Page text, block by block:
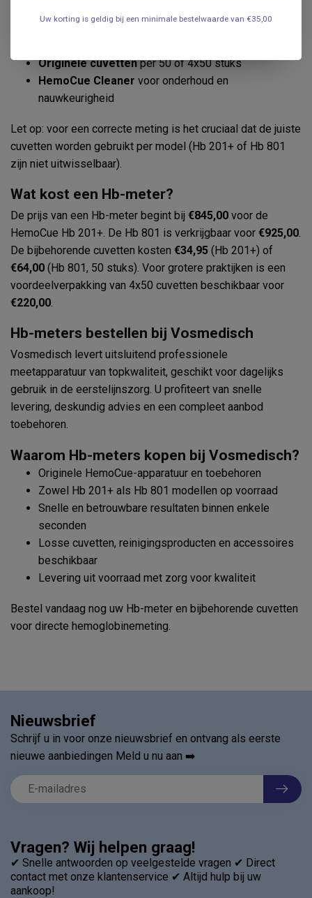
Originele cuvettenper 50 of 4x50 stuks
HemoCue Cleaner voor onderhoud en
nauwkeurigheid
Let op: voor een correcte meting is het cruciaal dat de juiste
cuvetten worden gebruikt per model (Hb 201+ of Hb 801
zijn niet uitwisselbaar).
Wat kost een Hb-meter?
De prijs van een Hb-meter begint bij €845,00 voor de
HemoCue Hb 201+. De Hb 801 is verkrijgbaar voor €925,00.
De bijbehorende cuvetten kosten €34,95 (Hb 201+) of
€64,00 (Hb 801, 50 stuks). Voor grotere praktijken is een
voordeelverpakking van 4x50 cuvetten beschikbaar voor
€220,00.
Hb-meters bestellen bij Vosmedisch
Vosmedisch levert uitsluitend professionele
meetapparatuur van topkwaliteit, geschikt voor dagelijks
gebruik in de eerstelijnszorg. U profiteert van snelle
levering, deskundig advies en een compleet aanbod
toebehoren.
Waarom Hb-meters kopen bij Vosmedisch?
Originele HemoCue-apparatuur en toebehoren
Zowel Hb 201+ als Hb 801 modellen op voorraad
Snelle en betrouwbare resultaten binnen enkele
seconden
Losse cuvetten, reinigingsproducten en accessoires
beschikbaar
Levering uit voorraad met zorg voor kwaliteit
Bestel vandaag nog uw Hb-meter en bijbehorende cuvetten
voor directe hemoglobinemeting.
Vragen? Wij helpen graag!
✔ Snelle antwoorden op veelgestelde vragen ✔ Direct
contact met onze klantenservice ✔ Altijd hulp bij uw
aankoop!
Nieuwsbrief
Schrijf u in voor onze nieuwsbrief en ontvang als eerste
nieuwe aanbiedingen Meld u nu aan ➡️
Uw korting is geldig bij een minimale bestelwaarde van €35,00